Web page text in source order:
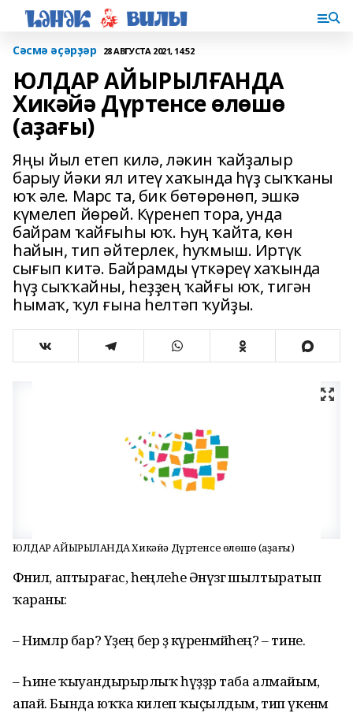
Сәсмә әҫәрҙәр 28 АВГУСТА 2021, 14:52
ЮЛДАР АЙЫРЫЛҒАНДА
Хикәйә Дүртенсе өлөшө
(аҙағы)
Яңы йыл етеп килә, ләкин ҡайҙалыр
барыу йәки ял итеү хаҡында һүҙ сыҡҡаны
юҡ әле. Марс та, бик бөтөрөнөп, эшкә
күмелеп йөрөй. Күренеп тора, унда
байрам ҡайғыһы юҡ. Һуң ҡайта, көн
һайын, тип әйтерлек, һуҡмыш. Иртүк
сығып китә. Байрамды үткәреү хаҡында
һүҙ сыҡҡайны, һеҙҙең ҡайғы юҡ, тигән
һымаҡ, ҡул ғына һелтәп ҡуйҙы.
ЮЛДАР АЙЫРЫЛҒАНДА Хикәйә Дүртенсе өлөшө (аҙағы)
Фәнилә, аптырағас, һеңлеһе Әнүзәгә шылтыратып
ҡараны:
– Нимәләр бар? Үҙең бер ҙә күренмәйһең? – тине.
– Һине ҡыуандырырлыҡ һүҙҙәр таба алмайым,
апай. Бында юҡҡа килеп ҡыҫылдым, тип үкенәм